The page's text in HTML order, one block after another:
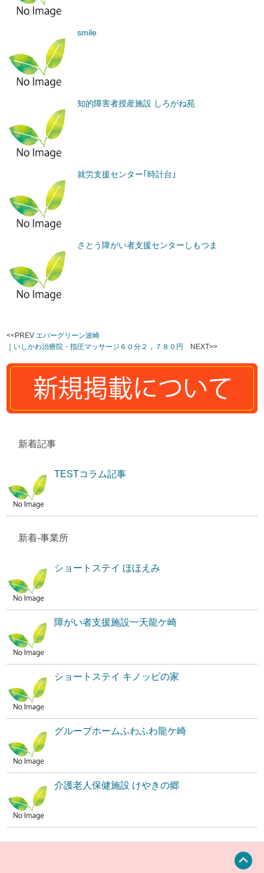
smile
知的障害者授産施設 しろがね苑
就労支援センター｢時計台｣
さとう障がい者支援センターしもつま
<<PREV エバーグリーン波崎
｜ いしかわ治療院・指圧マッサージ６０分２，７８０円 NEXT>>
新着記事
TESTコラム記事
新着-事業所
ショートステイ ほほえみ
障がい者支援施設一天龍ケ崎
ショートステイ キノッピの家
グループホームふわふわ龍ケ崎
介護老人保健施設 けやきの郷